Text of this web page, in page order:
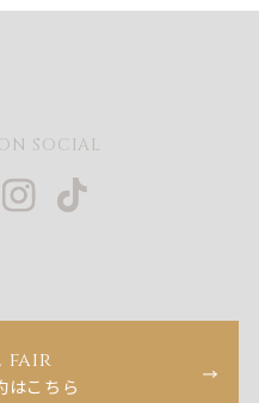
SOCIAL
fair
はこちら